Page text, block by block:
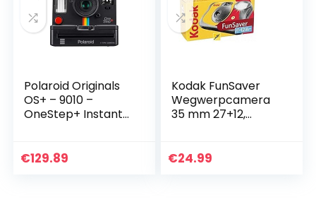
Polaroid Originals
OS+ – 9010 –
OneStep+ Instant
€129.89
Kodak FunSaver
Wegwerpcamera
35 mm 27+12,
€24.99